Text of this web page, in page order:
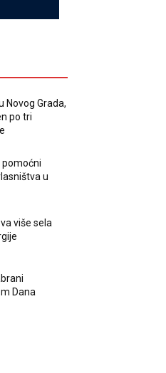
Novog Grada,
po tri
pomoćni
u
više sela
Dana